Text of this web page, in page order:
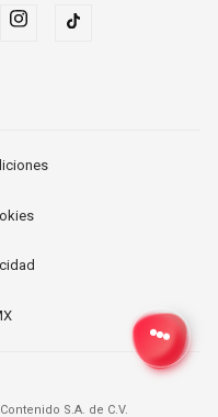
S.A. de C.V.